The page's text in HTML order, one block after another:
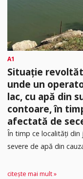
A1
Situație
unde un
lac, cu apă din
contoare, în
afectată de
În timp ce localități din
severe de apă din
citește mai mult »